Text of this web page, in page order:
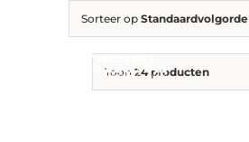
Sorteer op Standaardvolgorde
Toon 24 producten